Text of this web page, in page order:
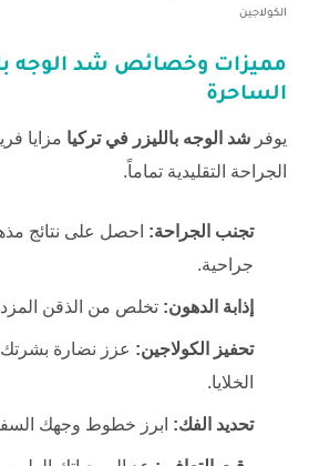
الكولاجين
مميزات وخصائص شد الوجه
الساحرة
يوفر شد الوجه بالليزر في تركيا مزايا
الجراحة التقليدية تماماً.
تجنب الجراحة: احصل على نتائج
جراحية.
إذابة الدهون: تخلص من الذقن
تحفيز الكولاجين: عزز نضارة بشرتك
الخلايا.
تحديد الفك: ابرز خطوط وجهك